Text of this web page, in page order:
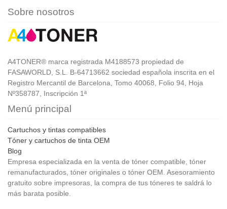
Sobre nosotros
A4TONER® marca registrada M4188573 propiedad de
FASAWORLD, S.L. B-64713662 sociedad española inscrita en el
Registro Mercantil de Barcelona, Tomo 40068, Folio 94, Hoja
Nº358787, Inscripción 1ª
Menú principal
Cartuchos y tintas compatibles
Tóner y cartuchos de tinta OEM
Blog
Empresa especializada en la venta de tóner compatible, tóner
remanufacturados, tóner originales o tóner OEM. Asesoramiento
gratuito sobre impresoras, la compra de tus tóneres te saldrá lo
más barata posible.